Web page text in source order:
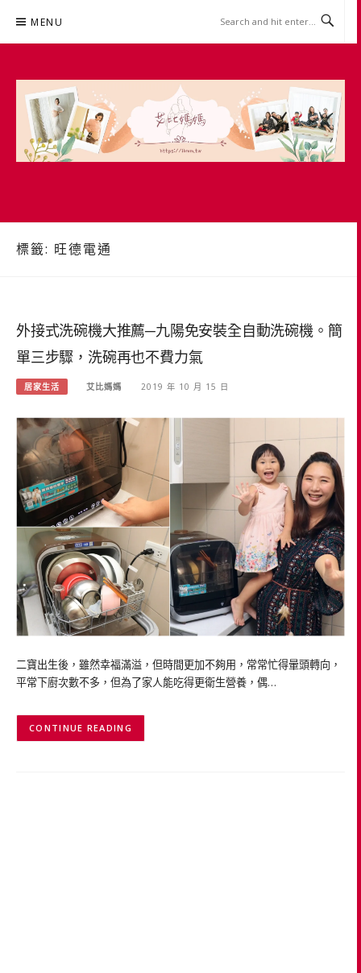
content
MENU
標籤: 旺德電通
外接式洗碗機大推薦─九陽免安裝全自動洗碗機。簡
單三步驟，洗碗再也不費力氣
居家生活 艾比媽媽 2019 年 10 月 15 日
二寶出生後，雖然幸福滿溢，但時間更加不夠用，常常忙得暈頭轉向，
平常下廚次數不多，但為了家人能吃得更衛生營養，偶…
CONTINUE READING